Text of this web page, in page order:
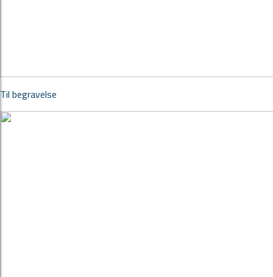
Til begravelse